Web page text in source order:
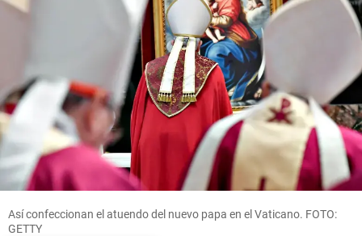
Así confeccionan el atuendo del nuevo papa en el Vaticano. FOTO:
GETTY